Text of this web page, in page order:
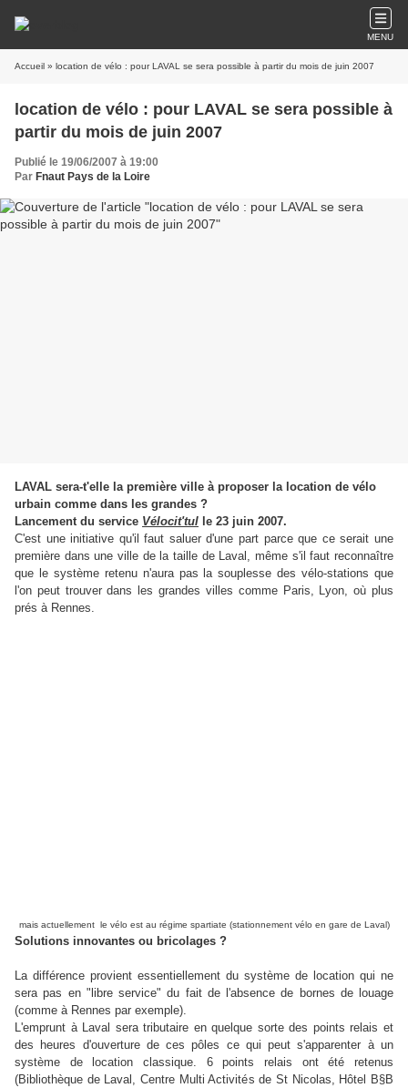
MENU
Accueil » location de vélo : pour LAVAL se sera possible à partir du mois de juin 2007
location de vélo : pour LAVAL se sera possible à
partir du mois de juin 2007
Publié le 19/06/2007 à 19:00
Par Fnaut Pays de la Loire
LAVAL sera-t'elle la première ville à proposer la location de vélo
urbain comme dans les grandes ?
Lancement du service Vélocit'tul le 23 juin 2007.
C'est une initiative qu'il faut saluer d'une part parce que ce serait une
première dans une ville de la taille de Laval, même s'il faut reconnaître
que le système retenu n'aura pas la souplesse des vélo-stations que
l'on peut trouver dans les grandes villes comme Paris, Lyon, où plus
prés à Rennes.
mais actuellement le vélo est au régime spartiate (stationnement vélo en gare de Laval)
Solutions innovantes ou bricolages ?
La différence provient essentiellement du système de location qui ne
sera pas en "libre service" du fait de l'absence de bornes de louage
(comme à Rennes par exemple).
L'emprunt à Laval sera tributaire en quelque sorte des points relais et
des heures d'ouverture de ces pôles ce qui peut s'apparenter à un
système de location classique. 6 points relais ont été retenus
(Bibliothèque de Laval, Centre Multi Activités de St Nicolas, Hôtel B§B